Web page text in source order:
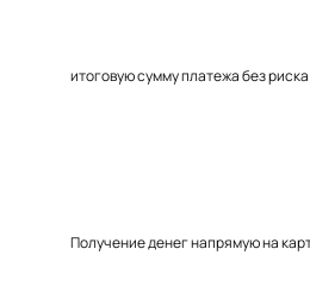
итоговую сумму платежа без
Получение денег напрямую на